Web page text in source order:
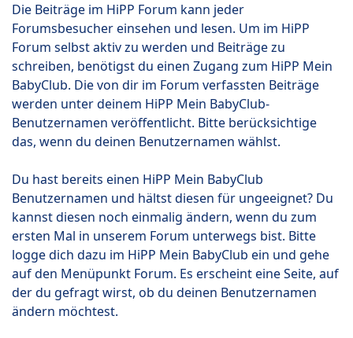
Die Beiträge im HiPP Forum kann jeder
Forumsbesucher einsehen und lesen. Um im HiPP
Forum selbst aktiv zu werden und Beiträge zu
schreiben, benötigst du einen Zugang zum HiPP Mein
BabyClub. Die von dir im Forum verfassten Beiträge
werden unter deinem HiPP Mein BabyClub-
Benutzernamen veröffentlicht. Bitte berücksichtige
das, wenn du deinen Benutzernamen wählst.
Du hast bereits einen HiPP Mein BabyClub
Benutzernamen und hältst diesen für ungeeignet? Du
kannst diesen noch einmalig ändern, wenn du zum
ersten Mal in unserem Forum unterwegs bist. Bitte
logge dich dazu im HiPP Mein BabyClub ein und gehe
auf den Menüpunkt Forum. Es erscheint eine Seite, auf
der du gefragt wirst, ob du deinen Benutzernamen
ändern möchtest.